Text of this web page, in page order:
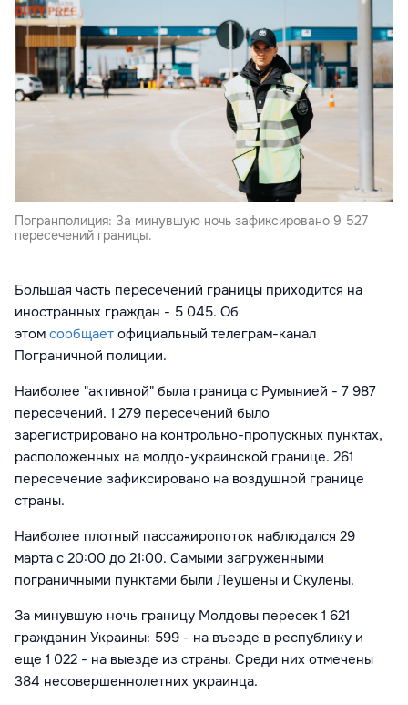
Погранполиция: За минувшую ночь зафиксировано 9 527
пересечений границы.
Большая часть пересечений границы приходится на
иностранных граждан - 5 045. Об
этом сообщает официальный телеграм-канал
Пограничной полиции.
Наиболее "активной" была граница с Румынией - 7 987
пересечений. 1 279 пересечений было
зарегистрировано на контрольно-пропускных пунктах,
расположенных на молдо-украинской границе. 261
пересечение зафиксировано на воздушной границе
страны.
Наиболее плотный пассажиропоток наблюдался 29
марта с 20:00 до 21:00. Самыми загруженными
пограничными пунктами были Леушены и Скулены.
За минувшую ночь границу Молдовы пересек 1 621
гражданин Украины: 599 - на въезде в республику и
еще 1 022 - на выезде из страны. Среди них отмечены
384 несовершеннолетних украинца.